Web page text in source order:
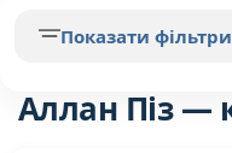
Аллан Піз —
Показати фільтри